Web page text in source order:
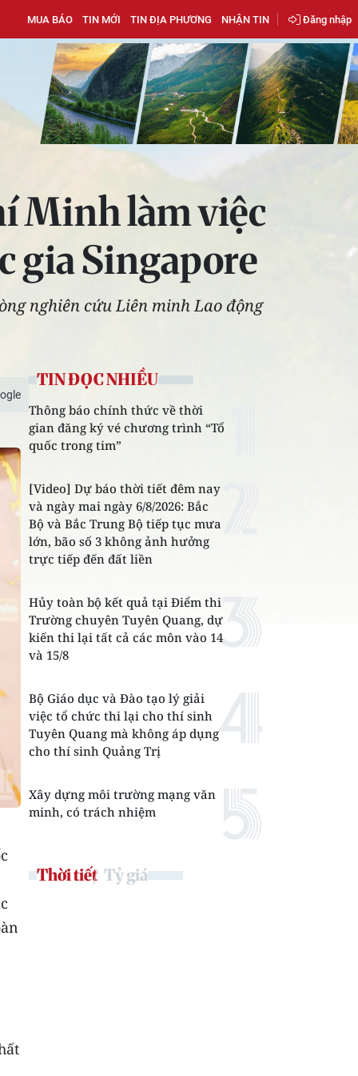
MUA BÁO TIN MỚI TIN ĐỊA PHƯƠNG NHẬN TIN Đăng nhập
Minh làm việc
gia Singapore
nghiên cứu Liên minh Lao động
TIN ĐỌC NHIỀU
Thông báo chính thức về thời
gian đăng ký vé chương trình “Tổ
quốc trong tim”
[Video] Dự báo thời tiết đêm nay
và ngày mai ngày 6/8/2026: Bắc
Bộ và Bắc Trung Bộ tiếp tục mưa
lớn, bão số 3 không ảnh hưởng
trực tiếp đến đất liền
Hủy toàn bộ kết quả tại Điểm thi
Trường chuyên Tuyên Quang, dự
kiến thi lại tất cả các môn vào 14
và 15/8
Bộ Giáo dục và Đào tạo lý giải
việc tổ chức thi lại cho thí sinh
Tuyên Quang mà không áp dụng
cho thí sinh Quảng Trị
Xây dựng môi trường mạng văn
minh, có trách nhiệm
Thời tiết Tỷ giá